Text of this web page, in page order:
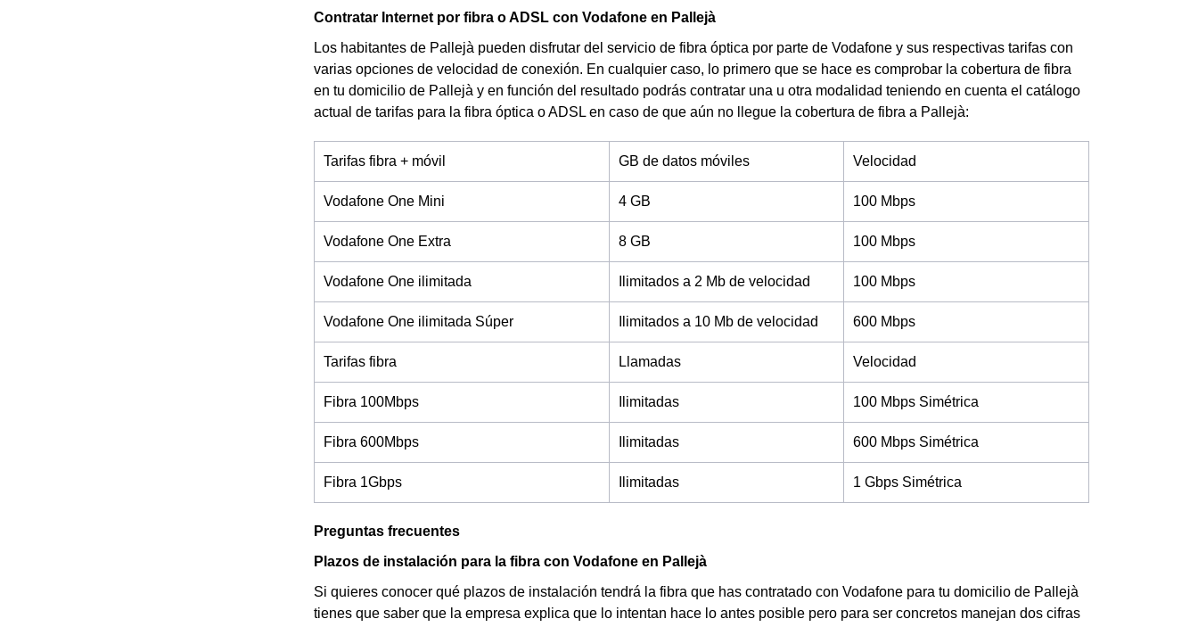
Contratar Internet por fibra o ADSL con Vodafone en Pallejà
Los habitantes de Pallejà pueden disfrutar del servicio de fibra óptica por parte de Vodafone y sus respectivas tarifas con
varias opciones de velocidad de conexión. En cualquier caso, lo primero que se hace es comprobar la cobertura de fibra
en tu domicilio de Pallejà y en función del resultado podrás contratar una u otra modalidad teniendo en cuenta el catálogo
actual de tarifas para la fibra óptica o ADSL en caso de que aún no llegue la cobertura de fibra a Pallejà:
Tarifas fibra + móvil GB de datos móviles Velocidad
Vodafone One Mini 4 GB 100 Mbps
Vodafone One Extra 8 GB 100 Mbps
Vodafone One ilimitada Ilimitados a 2 Mb de velocidad 100 Mbps
Vodafone One ilimitada Súper Ilimitados a 10 Mb de velocidad 600 Mbps
Tarifas fibra Llamadas Velocidad
Fibra 100Mbps Ilimitadas 100 Mbps Simétrica
Fibra 600Mbps Ilimitadas 600 Mbps Simétrica
Fibra 1Gbps Ilimitadas 1 Gbps Simétrica
Preguntas frecuentes
Plazos de instalación para la fibra con Vodafone en Pallejà
Si quieres conocer qué plazos de instalación tendrá la fibra que has contratado con Vodafone para tu domicilio de Pallejà
tienes que saber que la empresa explica que lo intentan hace lo antes posible pero para ser concretos manejan dos cifras